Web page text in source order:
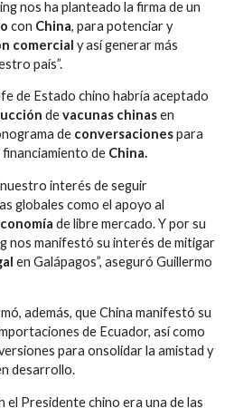
nos ha planteado la firma de un
con China, para potenciar y
comercial y así generar más
país”.
de Estado chino habría aceptado
devacunas chinasen
de conversacionespara
de China.
interés de seguir
globales como el apoyo al
de libre mercado. Y por su
nos manifestó su interés de mitigar
en Galápagos”, aseguró Guillermo
además, que China manifestó su
de Ecuador, así como
para onsolidar la amistad y
desarrollo.
Presidente chino era una de las